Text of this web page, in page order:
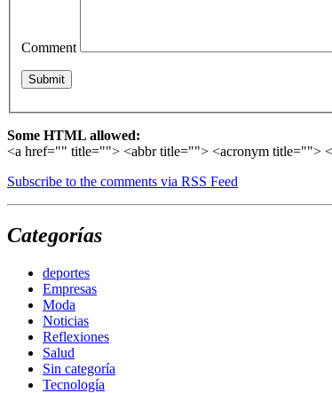
Comment
Some HTML allowed:
<a href="" title=""> <abbr title=""> <acronym title="">
Subscribe to the comments via RSS Feed
Categorías
deportes
Empresas
Moda
Noticias
Reflexiones
Salud
Sin categoría
Tecnología